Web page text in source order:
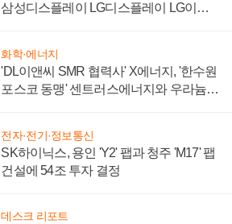
삼성디스플레이 LG디스플레이 LG이노
화학·에너지
'DL이앤씨 SMR 협력사' X에너지, '한수원
포스코 동맹' 센트러스에너지와 우라늄
전자·전기·정보통신
SK하이닉스, 용인 'Y2' 팹과 청주 'M17' 팹
건설에 54조 투자 결정
데스크 리포트